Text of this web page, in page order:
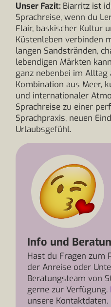
Unser Fazit: Biarritz ist
Sprachreise, wenn du
Flair, baskischer Kultur
Küstenleben verbinden
langen Sandstränden,
lebendigen Märkten
ganz nebenbei im Alltag
Kombination aus Meer,
und internationaler
Sprachreise zu einer
Sprachpraxis, neuen
Urlaubsgefühl.
Info und
Hast du Fragen zum
der Anreise oder
Beratungsteam von
gerne zur Verfügung.
unsere Kontaktdaten.